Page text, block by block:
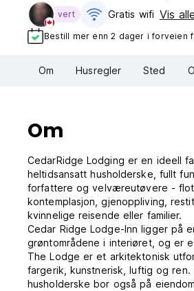
vert Gratis wifi‎ Vis
Bestill mer enn 2 dager i forveien
Om Husregler Sted
Om
CedarRidge Lodging er en ideell
heltidsansatt husholderske, fullt
forfattere og velværeutøvere -
kontemplasjon, gjenoppliving,
kvinnelige reisende eller familier.
Cedar Ridge Lodge-Inn ligger på
grøntområdene i interiøret, og er
The Lodge er et arkitektonisk
fargerik, kunstnerisk, luftig og
husholderske bor også på